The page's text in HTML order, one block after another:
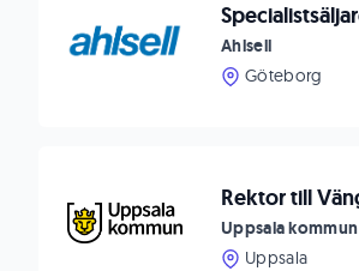
Ahlsell
Göteborg
Uppsala kommun
Uppsala